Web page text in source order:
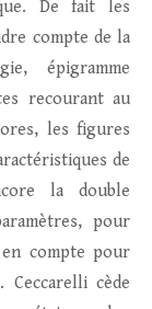
De fait les
compte de la
épigramme
recourant au
les figures
de
la double
pour
compte pour
cède